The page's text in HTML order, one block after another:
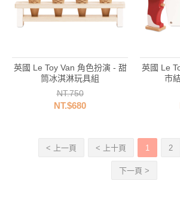
英國 Le Toy Van 角色扮演 - 甜
筒冰淇淋玩具組
NT.750
NT.$680
英國 Le
市
< 上一頁 < 上十頁 1 2
下一頁 >